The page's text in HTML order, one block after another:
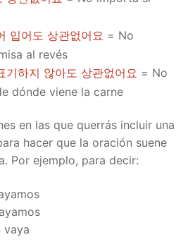
입어도 상관없어요 = No
al revés
기하지 않아도 상관없어요 = No
dónde viene la carne
en las que querrás incluir una
hacer que la oración suene
Por ejemplo, para decir:
vaya